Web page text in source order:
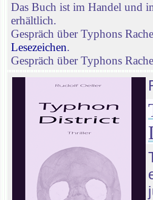
Das Buch ist im Handel und
erhältlich.
Gespräch über Typhons
Lesezeichen.
Gespräch über Typhons